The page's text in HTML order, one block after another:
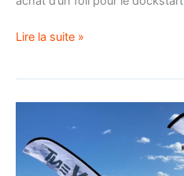
Lire la suite »
Test
kitesurf